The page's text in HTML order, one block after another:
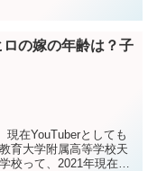
の嫁の年齢は？子
現在YouTuberとしても
育大学附属高等学校天
校って、2021年現在で